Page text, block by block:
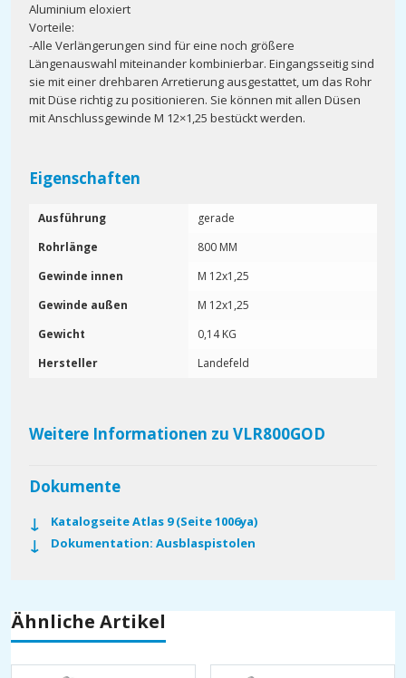
Aluminium eloxiert
Vorteile:
-Alle Verlängerungen sind für eine noch größere
Längenauswahl miteinander kombinierbar. Eingangsseitig sind
sie mit einer drehbaren Arretierung ausgestattet, um das Rohr
mit Düse richtig zu positionieren. Sie können mit allen Düsen
mit Anschlussgewinde M 12×1,25 bestückt werden.
Eigenschaften
Ausführung
gerade
Rohrlänge
800 MM
Gewinde innen
M 12x1,25
Gewinde außen
M 12x1,25
Gewicht
0,14 KG
Hersteller
Landefeld
Weitere Informationen zu VLR800GOD
Dokumente
Katalogseite Atlas 9 (Seite 1006ya)
Dokumentation: Ausblaspistolen
Ähnliche Artikel